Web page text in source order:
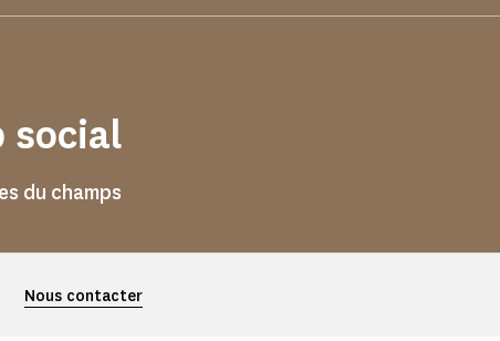
social
du champs
Nous contacter